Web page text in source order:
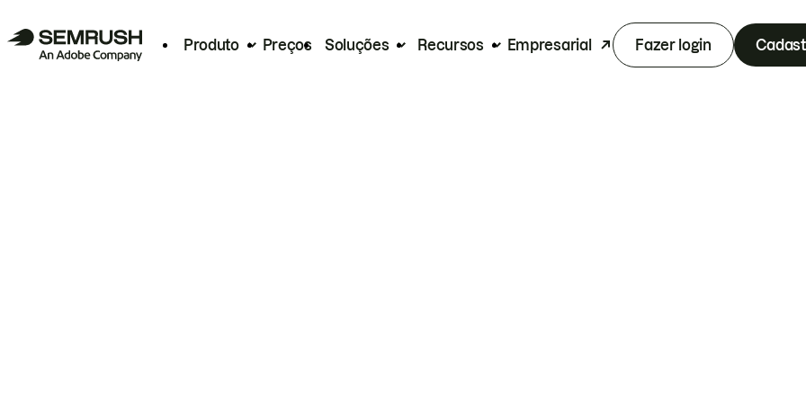
Produto Preços Soluções Recursos Empresarial Fazer login